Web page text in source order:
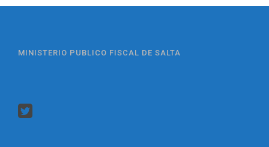
MINISTERIO PUBLICO FISCAL DE SALTA